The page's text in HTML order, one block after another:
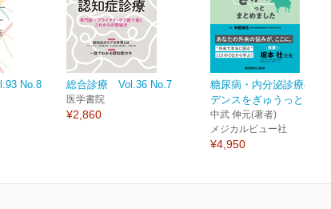
No.8 総合診療 Vol.36 No.7
医学書院
¥2,860
糖尿病・内分泌診療のエビ
デンスをぎゅうっとまと...
中武 伸元(著者)
メジカルビュー社
¥4,950